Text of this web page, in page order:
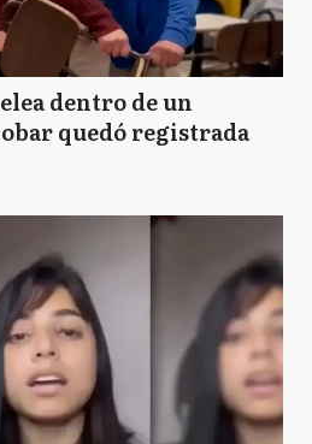
dentro de un
quedó registrada